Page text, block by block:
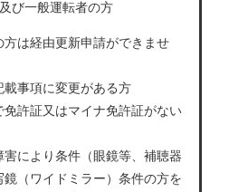
び一般運転者の方
方は経由更新申請ができませ
事項に変更がある方
許証又はマイナ免許証がない
により条件（眼鏡等、補聴器
鏡（ワイドミラー）条件の方を